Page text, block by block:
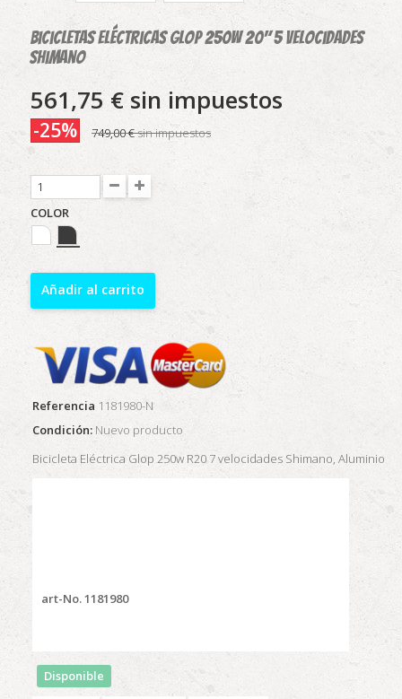
Bicicletas Eléctricas glop 250w 20" 5 velocidades
shimano
561,75 € sin impuestos
-25% 749,00 €sin impuestos
COLOR
Añadir al carrito
Referencia 1181980-N
Condición: Nuevo producto
Bicicleta Eléctrica Glop 250w R20 7 velocidades Shimano, Aluminio
art-No. 1181980
Disponible